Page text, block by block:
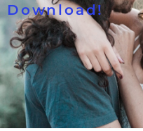
Download!